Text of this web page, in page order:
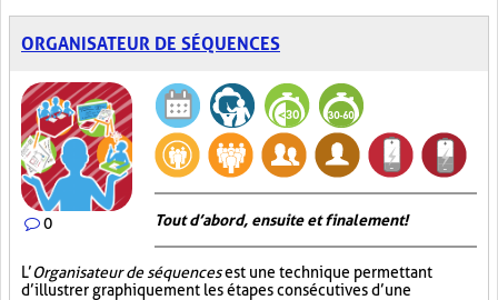
ORGANISATEUR DE SÉQUENCES
0 Tout d’abord, ensuite et finalement!
L’Organisateur de séquencesest une technique permettant
d’illustrer graphiquement les étapes consécutives d’une